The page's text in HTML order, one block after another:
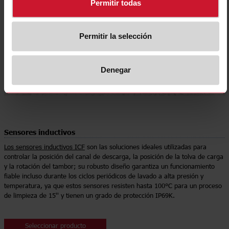
Permitir todas
Permitir la selección
Denegar
Sensores inductivos
Los sensores inductivos ICF son las soluciones ideales utilizadas para
controlar la posición del canal de descarga, la posición de la tolva de carga
y la rotación del tambor; su robusto diseño garantiza un funcionamiento
fiable incluso durante los ciclos periódicos de lavado a alta presión y
temperatura, ya que estos sensores resisten hasta 100°C para un proceso
de limpieza de 15'' y tienen un grado de protección IP69K.
Seleccionar producto